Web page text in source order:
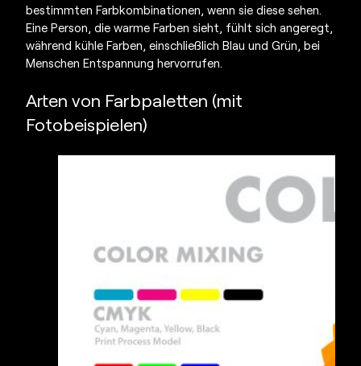
bestimmten Farbkombinationen, wenn sie diese sehen.
Eine Person, die warme Farben sieht, fühlt sich angeregt,
während kühle Farben, einschließlich Blau und Grün, bei
Menschen Entspannung hervorrufen.
Arten von Farbpaletten (mit
Fotobeispielen)